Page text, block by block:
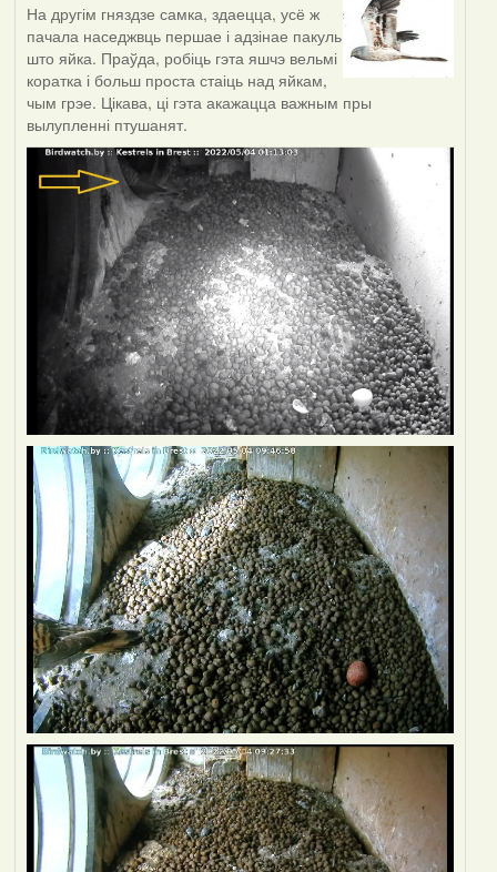
На другім гняздзе самка, здаецца, усё ж
пачала наседжвць першае і адзінае пакуль
што яйка. Праўда, робіць гэта яшчэ вельмі
коратка і больш проста стаіць над яйкам,
чым грэе. Цікава, ці гэта акажацца важным пры
вылупленні птушанят.